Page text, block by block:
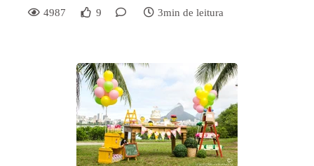
4987 9 3min de leitura